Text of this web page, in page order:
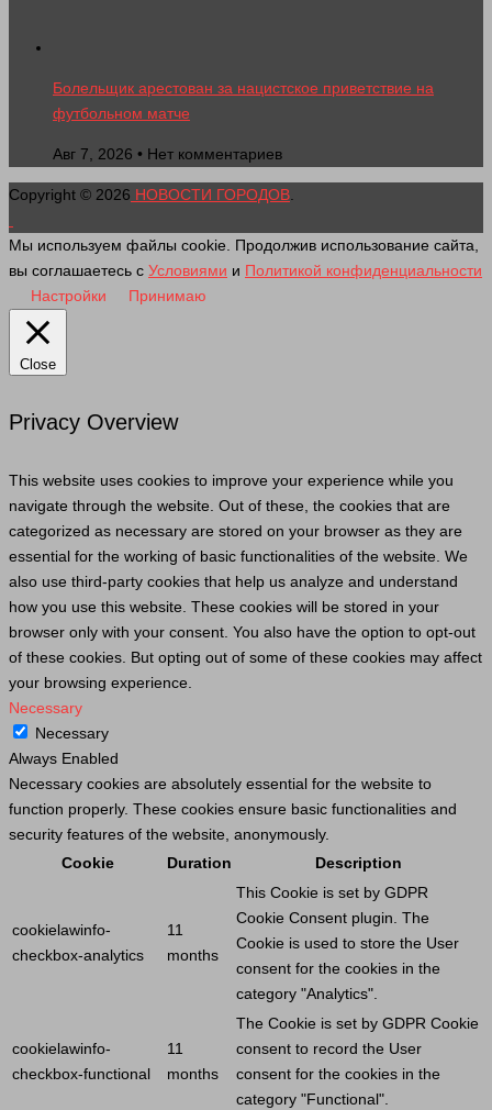
Болельщик арестован за нацистское приветствие на
футбольном матче
Авг 7, 2026 • Нет комментариев
Copyright © 2026 НОВОСТИ ГОРОДОВ.
Мы используем файлы cookie. Продолжив использование сайта,
вы соглашаетесь с Условиями и Политикой конфиденциальности
Настройки
Принимаю
Close
Privacy Overview
This website uses cookies to improve your experience while you
navigate through the website. Out of these, the cookies that are
categorized as necessary are stored on your browser as they are
essential for the working of basic functionalities of the website. We
also use third-party cookies that help us analyze and understand
how you use this website. These cookies will be stored in your
browser only with your consent. You also have the option to opt-out
of these cookies. But opting out of some of these cookies may affect
your browsing experience.
Necessary
Necessary
Always Enabled
Necessary cookies are absolutely essential for the website to
function properly. These cookies ensure basic functionalities and
security features of the website, anonymously.
Cookie
Duration Description
cookielawinfo-
checkbox-analytics
11
months
This Cookie is set by GDPR
Cookie Consent plugin. The
Cookie is used to store the User
consent for the cookies in the
category "Analytics".
cookielawinfo-
checkbox-functional
11
months
The Cookie is set by GDPR Cookie
consent to record the User
consent for the cookies in the
category "Functional".